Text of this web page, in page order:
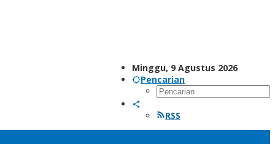
Minggu, 9 Agustus 2026
Pencarian
RSS